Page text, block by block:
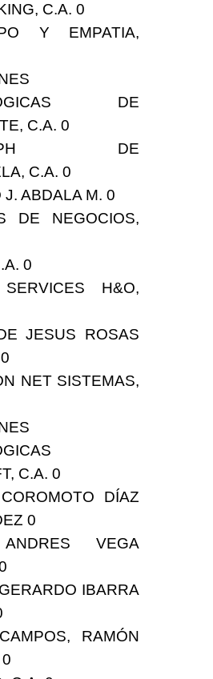
C.A. 0
Y EMPATIA,
DE
C.A. 0
DE
C.A. 0
ABDALA M. 0
DE NEGOCIOS,
0
H&O,
JESUS ROSAS
NET SISTEMAS,
C.A. 0
DÍAZ
0
VEGA
IBARRA
RAMÓN